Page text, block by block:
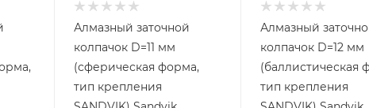
Алмазный заточной
колпачок D=11 мм
(сферическая форма,
тип крепления
Алмазный
колпачок D=12 мм
(баллистическая
тип крепления